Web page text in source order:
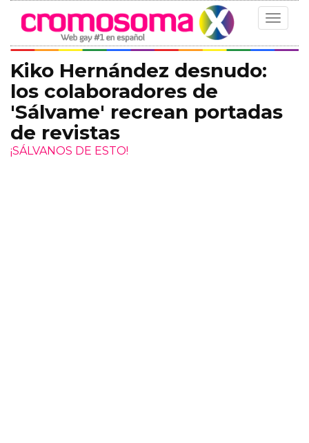
Toggle
Kiko Hernández desnudo:
los colaboradores de
'Sálvame' recrean portadas
de revistas
¡SÁLVANOS DE ESTO!